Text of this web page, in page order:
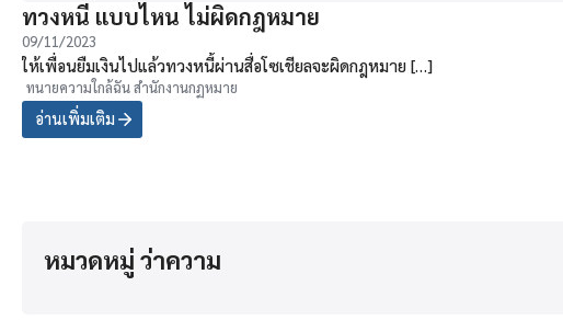
ทวงหนี้ แบบไหน ไม่ผิดกฎหมาย
09/11/2023
ให้เพื่อนยืมเงินไปแล้วทวงหนี้ผ่านสื่อโซเชียลจะผิดกฎหมาย […]
ทนายความใกล้ฉัน สำนักงานกฏหมาย
อ่านเพิ่มเติม
หมวดหมู่ ว่าความ